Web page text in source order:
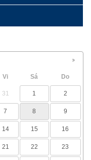
Vi Sá Do
31 1 2
7 8 9
14 15 16
21 22 23